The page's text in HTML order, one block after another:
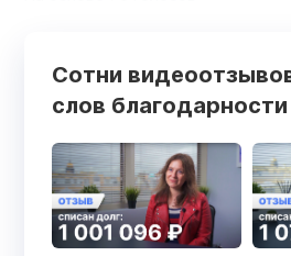
Сотни
слов благодарности